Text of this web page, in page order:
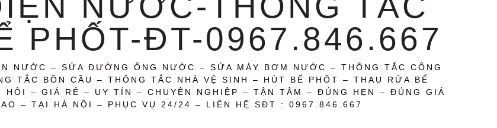
PHỐT-ĐT-0967.846.667
NƯỚC – SỬA ĐƯỜNG ỐNG NƯỚC – SỬA MÁY BƠM NƯỚC – THÔNG TẮC CỐNG
TẮC BỒN CẦU – THÔNG TẮC NHÀ VỆ SINH – HÚT BỂ PHỐT – THAU RỬA BỂ
– GIÁ RẺ – UY TÍN – CHUYÊN NGHIỆP – TẬN TÂM – ĐÚNG HẸN – ĐÚNG GIÁ
– TẠI HÀ NỘI – PHỤC VỤ 24/24 – LIÊN HỆ SĐT : 0967.846.667